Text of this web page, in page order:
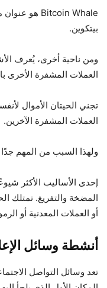
بيتكوين.
ومن ناحية أخرى، يُعرف
العملات المشفرة الأخرى
تجني الحيتان الأموال
العملات المشفرة الآخرين.
ولهذا السبب من المهم جدًا
إحدى الأساليب الأكثر
المضخة والتفريغ. تمتلك
أو العملات المعدنية أو
أنشطة وسائل
تعد وسائل التواصل